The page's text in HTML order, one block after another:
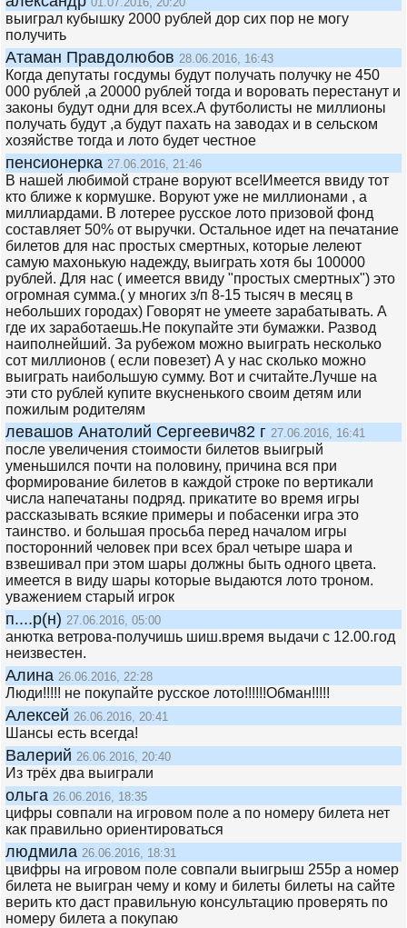
выиграл кубышку 2000 рублей дор сих пор не могу
получить
Атаман Правдолюбов 28.06.2016, 16:43
Когда депутаты госдумы будут получать получку не 450
000 рублей ,а 20000 рублей тогда и воровать перестанут и
законы будут одни для всех.А футболисты не миллионы
получать будут ,а будут пахать на заводах и в сельском
хозяйстве тогда и лото будет честное
пенсионерка 27.06.2016, 21:46
В нашей любимой стране воруют все!Имеется ввиду тот
кто ближе к кормушке. Воруют уже не миллионами , а
миллиардами. В лотерее русское лото призовой фонд
составляет 50% от выручки. Остальное идет на печатание
билетов для нас простых смертных, которые лелеют
самую махонькую надежду, выиграть хотя бы 100000
рублей. Для нас ( имеется ввиду "простых смертных") это
огромная сумма.( у многих з/п 8-15 тысяч в месяц в
небольших городах) Говорят не умеете зарабатывать. А
где их заработаешь.Не покупайте эти бумажки. Развод
наиполнейший. За рубежом можно выиграть несколько
сот миллионов ( если повезет) А у нас сколько можно
выиграть наибольшую сумму. Вот и считайте.Лучше на
эти сто рублей купите вкусненького своим детям или
пожилым родителям
левашов Анатолий Сергеевич82 г 27.06.2016, 16:41
после увеличения стоимости билетов выигрый
уменьшился почти на половину, причина вся при
формирование билетов в каждой строке по вертикали
числа напечатаны подряд. прикатите во время игры
рассказывать всякие примеры и побасенки игра это
таинство. и большая просьба перед началом игры
посторонний человек при всех брал четыре шара и
взвешивал при этом шары должны быть одного цвета.
имеется в виду шары которые выдаются лото троном.
уважением старый игрок
п....р(н) 27.06.2016, 05:00
анютка ветрова-получишь шиш.время выдачи с 12.00.год
неизвестен.
Алина 26.06.2016, 22:28
Люди!!!!! не покупайте русское лото!!!!!!Обман!!!!!
Алексей 26.06.2016, 20:41
Шансы есть всегда!
Валерий 26.06.2016, 20:40
Из трёх два выиграли
ольга 26.06.2016, 18:35
цифры совпали на игровом поле а по номеру билета нет
как правильно ориентироваться
людмила 26.06.2016, 18:31
цвифры на игровом поле совпали выигрыш 255р а номер
билета не выигран чему и кому и билеты билеты на сайте
верить кто даст правильную консультацию проверять по
номеру билета а покупаю